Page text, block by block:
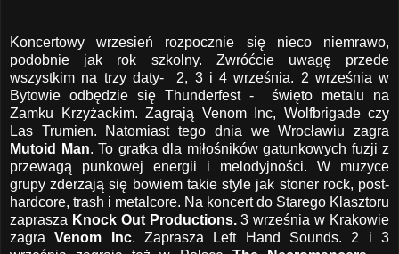
Koncertowy wrzesień rozpocznie się nieco niemrawo,
podobnie jak rok szkolny. Zwróćcie uwagę przede
wszystkim na trzy daty- 2, 3 i 4 września. 2 września w
Bytowie odbędzie się Thunderfest - święto metalu na
Zamku Krzyżackim. Zagrają Venom Inc, Wolfbrigade czy
Las Trumien. Natomiast tego dnia we Wrocławiu zagra
Mutoid Man. To gratka dla miłośników gatunkowych fuzji z
przewagą punkowej energii i melodyjności. W muzyce
grupy zderzają się bowiem takie style jak stoner rock, post-
hardcore, trash i metalcore. Na koncert do Starego Klasztoru
zaprasza Knock Out Productions.3 września w Krakowie
zagraVenom Inc. Zaprasza Left Hand Sounds. 2 i 3